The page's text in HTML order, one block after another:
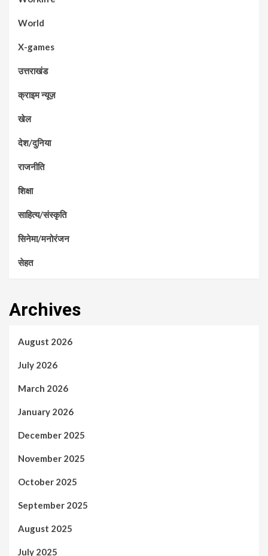
World
X-games
उत्तराखंड
क्राइम न्यूज़
खेल
देश/दुनिया
राजनीति
शिक्षा
साहित्य/संस्कृति
सिनेमा/मनोरंजन
सेहत
Archives
August 2026
July 2026
March 2026
January 2026
December 2025
November 2025
October 2025
September 2025
August 2025
July 2025